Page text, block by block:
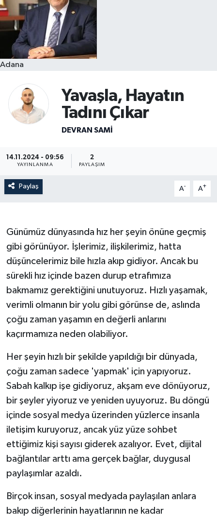
Adana
Yavaşla, Hayatın
Tadını Çıkar
DEVRAN SAMI
14.11.2024 - 09:56
YAYINLANMA
2
PAYLAŞIM
Paylaş A- A+
Günümüz dünyasında hız her şeyin önüne geçmiş
gibi görünüyor. İşlerimiz, ilişkilerimiz, hatta
düşüncelerimiz bile hızla akıp gidiyor. Ancak bu
sürekli hız içinde bazen durup etrafımıza
bakmamız gerektiğini unutuyoruz. Hızlı yaşamak,
verimli olmanın bir yolu gibi görünse de, aslında
çoğu zaman yaşamın en değerli anlarını
kaçırmamıza neden olabiliyor.
Her şeyin hızlı bir şekilde yapıldığı bir dünyada,
çoğu zaman sadece 'yapmak' için yapıyoruz.
Sabah kalkıp işe gidiyoruz, akşam eve dönüyoruz,
bir şeyler yiyoruz ve yeniden uyuyoruz. Bu döngü
içinde sosyal medya üzerinden yüzlerce insanla
iletişim kuruyoruz, ancak yüz yüze sohbet
ettiğimiz kişi sayısı giderek azalıyor. Evet, dijital
bağlantılar arttı ama gerçek bağlar, duygusal
paylaşımlar azaldı.
Birçok insan, sosyal medyada paylaşılan anlara
bakıp diğerlerinin hayatlarının ne kadar
Resmi İlanlar